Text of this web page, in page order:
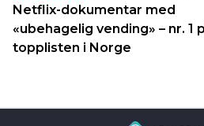
Netflix-dokumentar med
«ubehagelig vending» – nr. 1
topplisten i Norge